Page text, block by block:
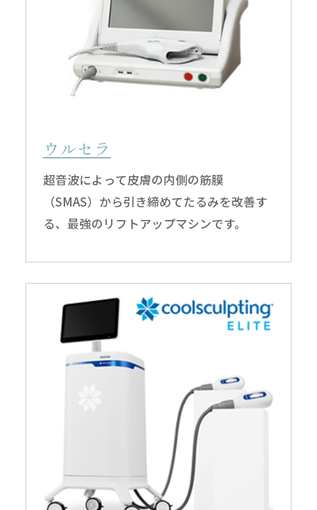
ウルセラ
超音波によって皮膚の内側の筋膜
（SMAS）から引き締めてたるみを改善す
る、最強のリフトアップマシンです。
電話
予約
LINE
予約